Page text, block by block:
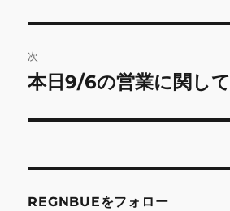
ビ
ゲ
ー
投
稿:
次
次
投
本日9/6の営業に関して
REGNBUEをフォロー